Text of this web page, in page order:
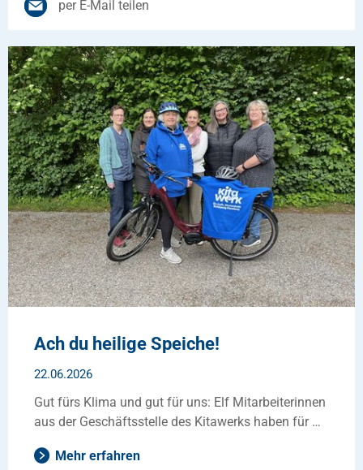
per E-Mail teilen
Ach du heilige Speiche!
22.06.2026
Gut fürs Klima und gut für uns: Elf Mitarbeiterinnen
aus der Geschäftsstelle des Kitawerks haben für …
Mehr erfahren